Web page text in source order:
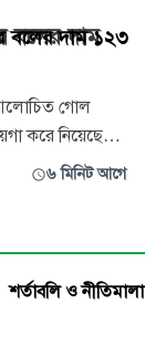
বলের দাম
গোল
করে নিয়েছে
ম্যারাডোনার ‘হ্যান্ড
৬ মিনিট আগে
শর্তাবলি ও নীতিমালা